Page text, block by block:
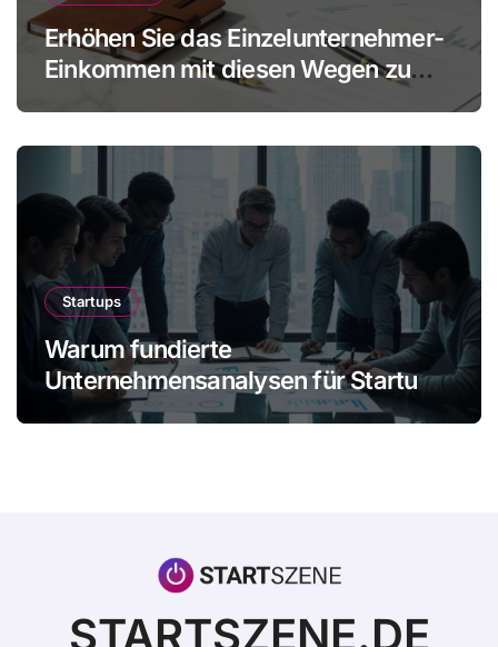
Erhöhen Sie das Einzelunternehmer-
Einkommen mit diesen Wegen zu
mehr Gewinn ohne Mitarbeiter
Startups
Warum fundierte
Unternehmensanalysen für Startups
immer wichtiger werden
STARTSZENE.DE